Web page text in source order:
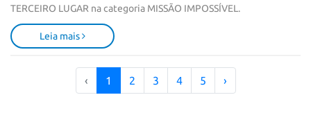
TERCEIRO LUGAR na categoria MISSÃO IMPOSSÍVEL.
Leia mais
‹ 1 2 3 4 5 ›